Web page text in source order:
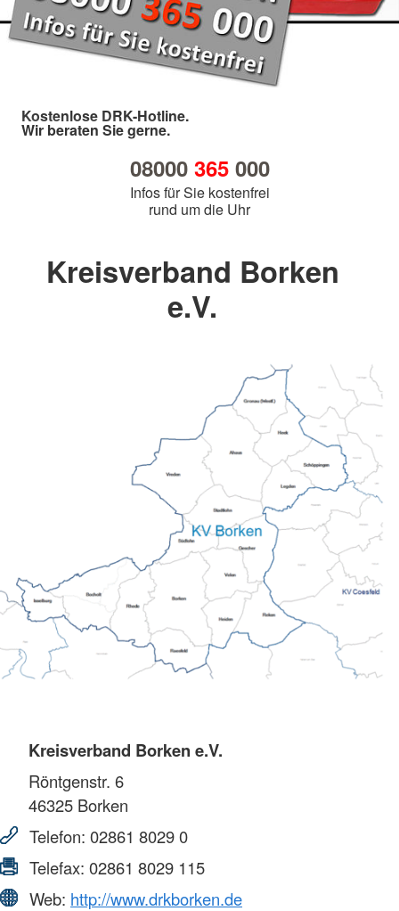
Kostenlose DRK-Hotline.
Wir beraten Sie gerne.
08000 365000
Infos für Sie kostenfrei
rund um die Uhr
Kreisverband Borken
e.V.
Kreisverband Borken e.V.
Röntgenstr. 6
46325 Borken
Telefon: 02861 8029 0
Telefax: 02861 8029 115
Web: http://www.drkborken.de